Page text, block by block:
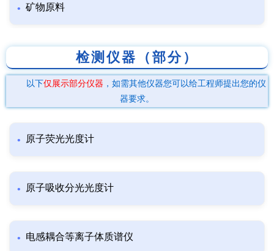
矿物原料
检测仪器（部分）
以下仅展示部分仪器 ，如需其他仪器您可以给工程师提出您的仪
器要求。
原子荧光光度计
原子吸收分光光度计
电感耦合等离子体质谱仪